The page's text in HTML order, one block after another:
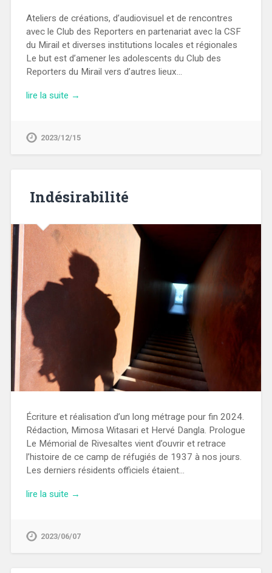
Ateliers de créations, d’audiovisuel et de rencontres
avec le Club des Reporters en partenariat avec la CSF
du Mirail et diverses institutions locales et régionales
Le but est d’amener les adolescents du Club des
Reporters du Mirail vers d’autres lieux…
lire la suite →
2023/12/15
Indésirabilité
Écriture et réalisation d’un long métrage pour fin 2024.
Rédaction, Mimosa Witasari et Hervé Dangla. Prologue
Le Mémorial de Rivesaltes vient d’ouvrir et retrace
l’histoire de ce camp de réfugiés de 1937 à nos jours.
Les derniers résidents officiels étaient…
lire la suite →
2023/06/07